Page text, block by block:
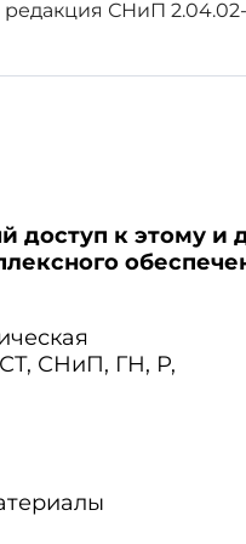
и о внесении
Пересмотр выполнен
, канд. техн. наук
энергетические
(Измененная редакция,
редакция СНиП
доступ к этому и
СНиП, ГН, Р,